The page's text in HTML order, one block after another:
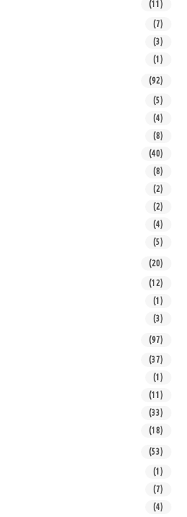
(11)
(7)
(3)
(1)
(92)
(5)
(4)
(8)
(40)
(8)
(2)
(2)
(4)
(5)
(20)
(12)
(1)
(3)
(97)
(37)
(1)
(11)
(33)
(18)
(53)
(1)
(7)
(4)